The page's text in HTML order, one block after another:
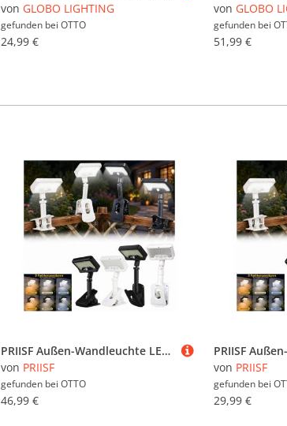
von GLOBO LIGHTING
gefunden bei OTTO
24,99 €
von GLOBO
gefunden bei
51,99 €
PRIISF Außen-Wandleuchte LED Solarlampen Bewegungsmelder Clip On Garten Zaunleuchten Wandlampen, IP65 Wasserdicht, Solarleuchten für Außen Solarleuchten Klemmlampe LED Solar Strahler, Aussenleuchte LED Solarlicht Sicherheitswandleuchte, Wandleuchten für Garage Garten Hof, Stufen Haustüren Rasen Terrasse
von PRIISF
gefunden bei OTTO
46,99 €
von PRIISF
gefunden bei
29,99 €